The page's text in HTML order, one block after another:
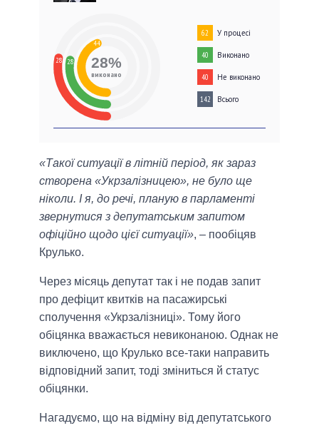
28 28
44
28%
виконано
62 У процесі
40 Виконано
40 Не виконано
142 Всього
«Такої ситуації в літній період, як зараз
створена «Укрзалізницею», не було ще
ніколи. І я, до речі, планую в парламенті
звернутися з депутатським запитом
офіційно щодо цієї ситуації», – пообіцяв
Крулько.
Через місяць депутат так і не подав запит
про дефіцит квитків на пасажирські
сполучення «Укрзалізниці». Тому його
обіцянка вважається невиконаною. Однак не
виключено, що Крулько все-таки направить
відповідний запит, тоді зміниться й статус
обіцянки.
Нагадуємо, що на відміну від депутатського